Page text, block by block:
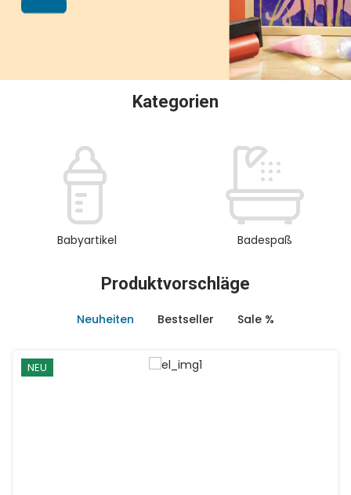
Kategorien
Babyartikel Badespaß
Produktvorschläge
Neuheiten Bestseller Sale %
NEU